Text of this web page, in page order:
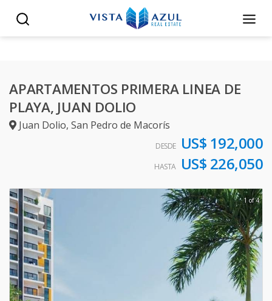
APARTAMENTOS PRIMERA LINEA DE
PLAYA, JUAN DOLIO
Juan Dolio, San Pedro de Macorís
DESDE US$ 192,000
HASTA US$ 226,050
1 of 4